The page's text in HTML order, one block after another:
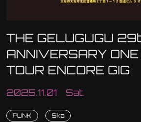
THE GELUGUGU
ANNIVERSARY
TOUR ENCORE GIG
2025.11.01 Sat.
PUNK Ska